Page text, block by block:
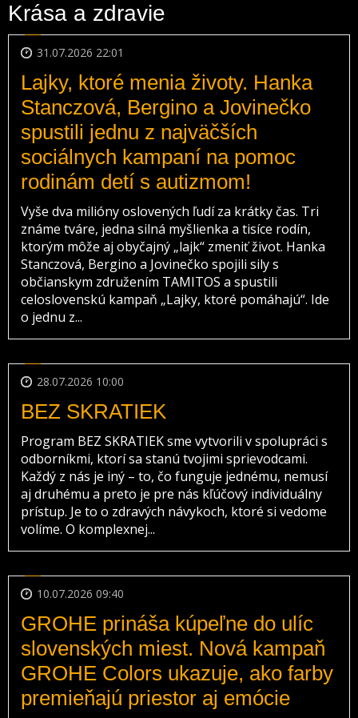
Krása a zdravie
31.07.2026 22:01
Lajky, ktoré menia životy. Hanka
Stanczová, Bergino a Jovinečko
spustili jednu z najväčších
sociálnych kampaní na pomoc
rodinám detí s autizmom!
Vyše dva milióny oslovených ľudí za krátky čas. Tri
známe tváre, jedna silná myšlienka a tisíce rodín,
ktorým môže aj obyčajný „lajk“ zmeniť život. Hanka
Stanczová, Bergino a Jovinečko spojili sily s
občianskym združením TAMITOS a spustili
celoslovenskú kampaň „Lajky, ktoré pomáhajú“. Ide
o jednu z...
28.07.2026 10:00
BEZ SKRATIEK
Program BEZ SKRATIEK sme vytvorili v spolupráci s
odborníkmi, ktorí sa stanú tvojimi sprievodcami.
Každý z nás je iný – to, čo funguje jednému, nemusí
aj druhému a preto je pre nás kľúčový individuálny
prístup. Je to o zdravých návykoch, ktoré si vedome
volíme. O komplexnej...
10.07.2026 09:40
GROHE prináša kúpeľne do ulíc
slovenských miest. Nová kampaň
GROHE Colors ukazuje, ako farby
premieňajú priestor aj emócie